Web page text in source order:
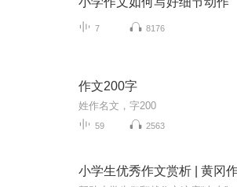
7 8176
作文200字
姓作名文，字200
59 2563
小学生优秀作文赏析 | 黄冈